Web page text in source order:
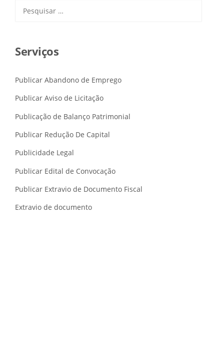
por:
Serviços
Publicar Abandono de Emprego
Publicar Aviso de Licitação
Publicação de Balanço Patrimonial
Publicar Redução De Capital
Publicidade Legal
Publicar Edital de Convocação
Publicar Extravio de Documento Fiscal
Extravio de documento